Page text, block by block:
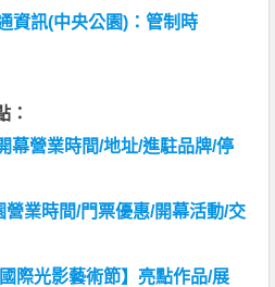
資訊(中央公園)：管制時
：
幕營業時間/地址/進駐品牌/停
營業時間/門票優惠/開幕活動/交
際光影藝術節】亮點作品/展